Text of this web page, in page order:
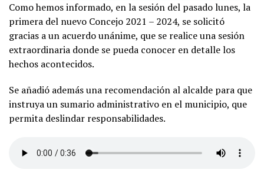
Como hemos informado, en la sesión del pasado lunes, la
primera del nuevo Concejo 2021 – 2024, se solicitó
gracias a un acuerdo unánime, que se realice una sesión
extraordinaria donde se pueda conocer en detalle los
hechos acontecidos.
Se añadió además una recomendación al alcalde para que
instruya un sumario administrativo en el municipio, que
permita deslindar responsabilidades.